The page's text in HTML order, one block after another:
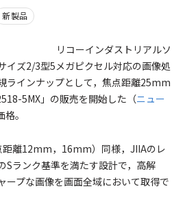
新製品
リコーインダストリアルソ
イズ2/3型5メガピクセル対応の画像処
ラインナップとして，焦点距離25mm
5MX」の販売を開始した（ニュー
。
距離12mm，16mm）同様，JIIAのレ
Sランク基準を満たす設計で，高解
ープな画像を画面全域において取得で